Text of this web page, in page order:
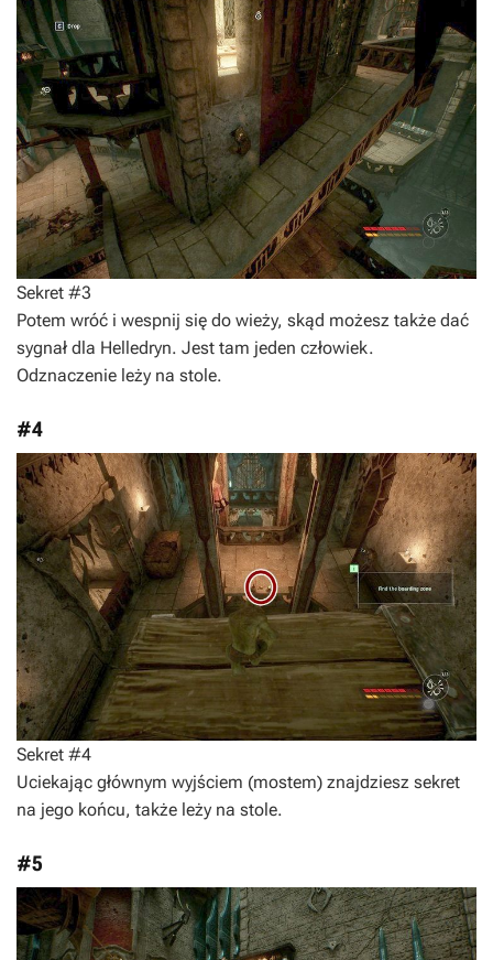
Sekret #3
Potem wróć i wespnij się do wieży, skąd możesz także dać
sygnał dla Helledryn. Jest tam jeden człowiek.
Odznaczenie leży na stole.
#4
Sekret #4
Uciekając głównym wyjściem (mostem) znajdziesz sekret
na jego końcu, także leży na stole.
#5